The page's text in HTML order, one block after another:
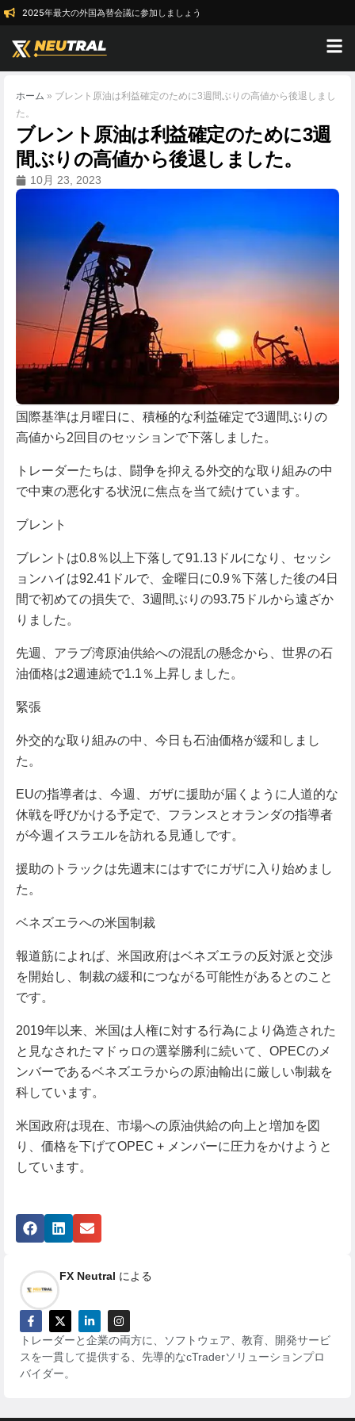
2025年最大の外国為替会議に参加しましょう
ホーム » ブレント原油は利益確定のために3週間ぶりの高値から後退しまし
た。
ブレント原油は利益確定のために3週
間ぶりの高値から後退しました。
10月 23, 2023
国際基準は月曜日に、積極的な利益確定で3週間ぶりの
高値から2回目のセッションで下落しました。
トレーダーたちは、闘争を抑える外交的な取り組みの中
で中東の悪化する状況に焦点を当て続けています。
ブレント
ブレントは0.8％以上下落して91.13ドルになり、セッシ
ョンハイは92.41ドルで、金曜日に0.9％下落した後の4日
間で初めての損失で、3週間ぶりの93.75ドルから遠ざか
りました。
先週、アラブ湾原油供給への混乱の懸念から、世界の石
油価格は2週連続で1.1％上昇しました。
緊張
外交的な取り組みの中、今日も石油価格が緩和しまし
た。
EUの指導者は、今週、ガザに援助が届くように人道的な
休戦を呼びかける予定で、フランスとオランダの指導者
が今週イスラエルを訪れる見通しです。
援助のトラックは先週末にはすでにガザに入り始めまし
た。
ベネズエラへの米国制裁
報道筋によれば、米国政府はベネズエラの反対派と交渉
を開始し、制裁の緩和につながる可能性があるとのこと
です。
2019年以来、米国は人権に対する行為により偽造された
と見なされたマドゥロの選挙勝利に続いて、OPECのメ
ンバーであるベネズエラからの原油輸出に厳しい制裁を
科しています。
米国政府は現在、市場への原油供給の向上と増加を図
り、価格を下げてOPEC + メンバーに圧力をかけようと
しています。
FX Neutral による
トレーダーと企業の両方に、ソフトウェア、教育、開発サービ
スを一貫して提供する、先導的なcTraderソリューションプロ
バイダー。